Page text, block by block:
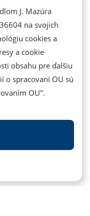
373
údajov
J. Mazúra
na svojich
cookies a
a cookie
obsahu pre ďalšiu
o spracovaní OU sú
OU".